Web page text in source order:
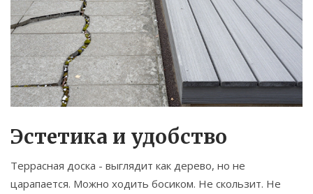
Эстетика и удобство
Террасная доска - выглядит как дерево, но не
царапается. Можно ходить босиком. Не скользит. Не